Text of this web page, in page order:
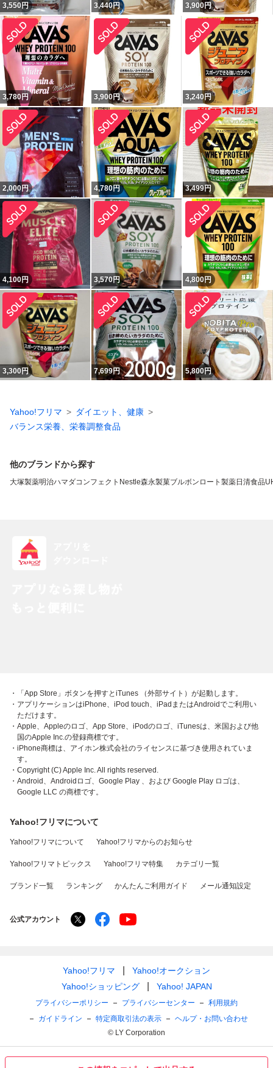
3,550円 3,440円 3,900円
3,780円 3,900円 3,240円
2,000円 4,780円 3,499円
4,100円 3,570円 4,800円
3,300円 7,699円 5,800円
Yahoo!フリマ
ダイエット、健康
バランス栄養、栄養調整食品
他のブランドから探す
大塚製薬明治ハマダコンフェクト Nestle森永製菓ブルボン ロート製薬日清食品
・「App Store」ボタンを押すとiTunes （外部サイト）が起動します。
・アプリケーションはiPhone、iPod touch、iPadまたはAndroidでご利用い
ただけます。
・Apple、Appleのロゴ、App Store、iPodのロゴ、iTunesは、米国および他
国のApple Inc.の登録商標です。
・iPhone商標は、アイホン株式会社のライセンスに基づき使用されていま
す。
・Copyright (C) Apple Inc. All rights reserved.
・Android、Androidロゴ、Google Play 、および Google Play ロゴは、
Google LLC の商標です。
Yahoo!フリマについて
Yahoo!フリマについて Yahoo!フリマからのお知らせ
Yahoo!フリマトピックス Yahoo!フリマ特集 カテゴリ一覧
ブランド一覧 ランキング かんたんご利用ガイド メール通知設定
公式アカウント
Yahoo!フリマ
Yahoo!オークション
Yahoo!ショッピング
Yahoo! JAPAN
プライバシーポリシー プライバシーセンター
利用規約
ガイドライン
特定商取引法の表示
ヘルプ・お問い合わせ
© LY Corporation